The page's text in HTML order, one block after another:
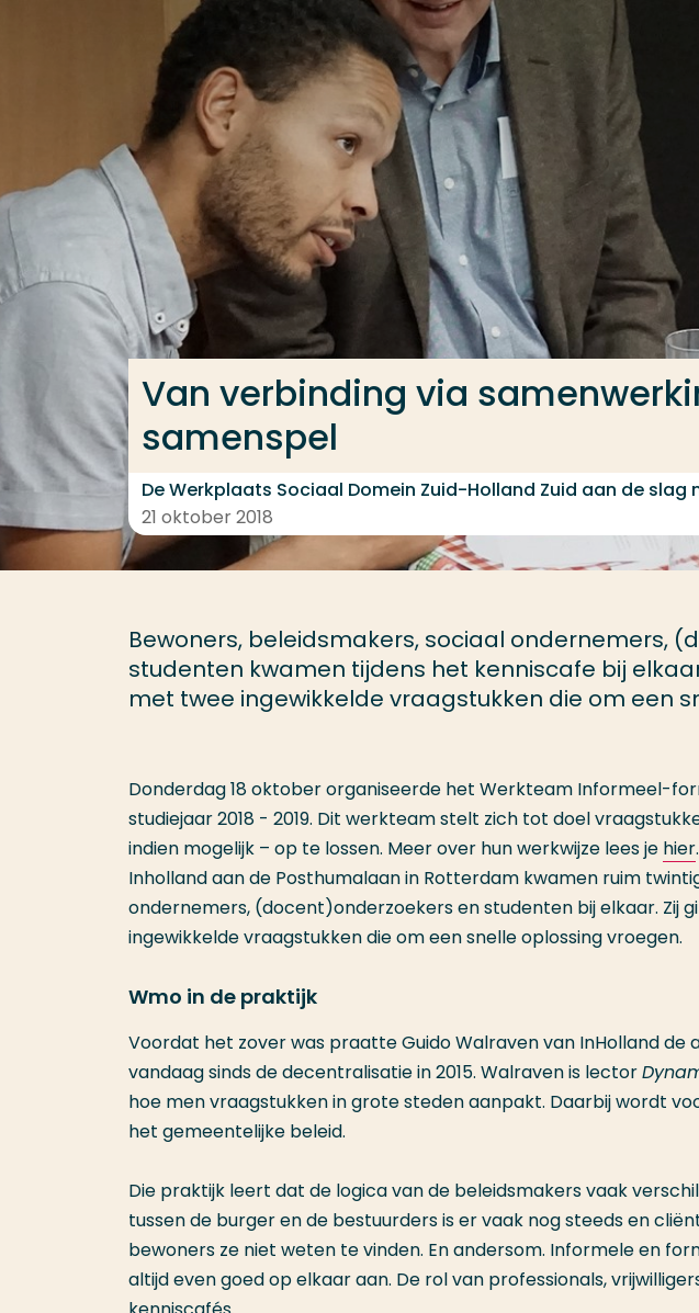
Ga direct naar de content
Van verbinding via
samenspel
De Werkplaats Sociaal Domein Zuid-Holland Zuid aan de
21 oktober 2018
Bewoners, beleidsmakers, sociaal ondernemers,
studenten kwamen tijdens het kenniscafe bij
met twee ingewikkelde vraagstukken die om een
Donderdag 18 oktober organiseerde het Werkteam Informeel-
studiejaar 2018 - 2019. Dit werkteam stelt zich tot doel
indien mogelijk – op te lossen. Meer over hun werkwijze lees je hier
Inholland aan de Posthumalaan in Rotterdam kwamen ruim
ondernemers, (docent)onderzoekers en studenten bij elkaar. Zij
ingewikkelde vraagstukken die om een snelle oplossing vroegen.
Wmo in de praktijk
Voordat het zover was praatte Guido Walraven van InHolland de
vandaag sinds de decentralisatie in 2015. Walraven is lector
hoe men vraagstukken in grote steden aanpakt. Daarbij wordt
het gemeentelijke beleid.
Die praktijk leert dat de logica van de beleidsmakers vaak
tussen de burger en de bestuurders is er vaak nog steeds en
bewoners ze niet weten te vinden. En andersom. Informele en
altijd even goed op elkaar aan. De rol van professionals,
Veel gezocht
Opleiding
Contact